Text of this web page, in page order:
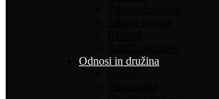
Odnosi in družina